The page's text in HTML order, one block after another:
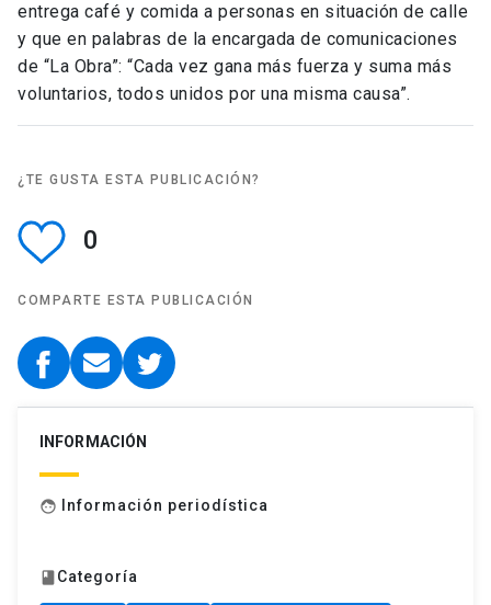
entrega café y comida a personas en situación de calle
y que en palabras de la encargada de comunicaciones
de “La Obra”: “Cada vez gana más fuerza y suma más
voluntarios, todos unidos por una misma causa”.
¿TE GUSTA ESTA PUBLICACIÓN?
0
COMPARTE ESTA PUBLICACIÓN
INFORMACIÓN
face Información periodística
book Categoría